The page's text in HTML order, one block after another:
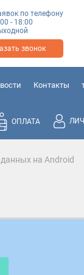
по телефону
- 18:00
звонок
Контакты
ОПЛАТА
на Android